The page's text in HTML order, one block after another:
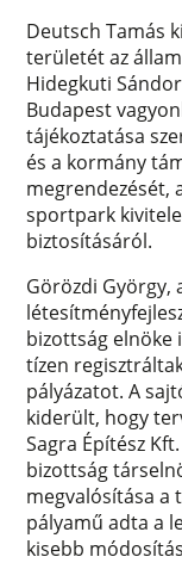
Deutsch Tamás
területét az
Hidegkuti
Budapest
tájékoztatása
és a kormány
megrendezését,
sportpark
biztosításáról.
Görözdi György,
bizottság elnöke
tízen
pályázatot. A
kiderült, hogy
Sagra Építész
bizottság
megvalósítása a
pályamű adta a
kisebb